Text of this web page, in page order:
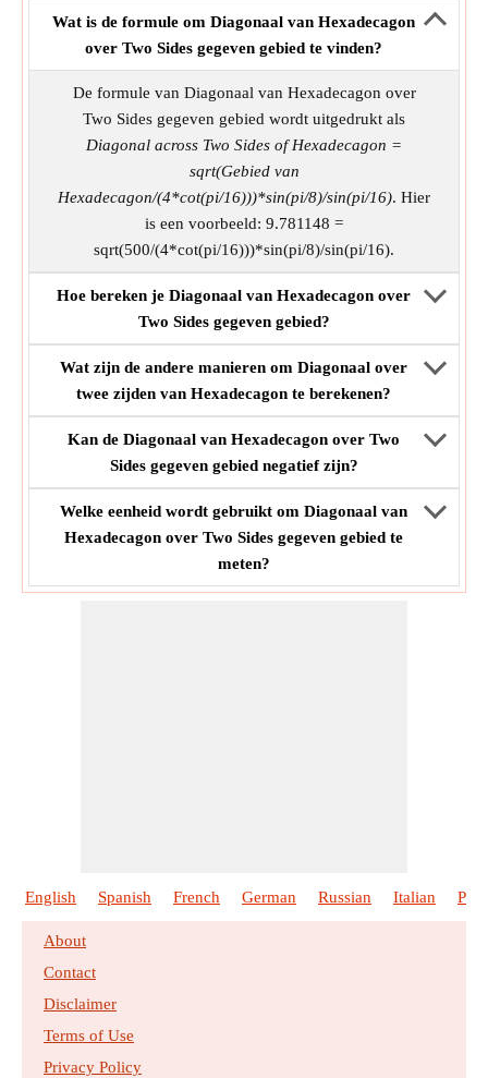
Wat is de formule om Diagonaal van Hexadecagon
over Two Sides gegeven gebied te vinden?
De formule van Diagonaal van Hexadecagon over
Two Sides gegeven gebied wordt uitgedrukt als
Diagonal across Two Sides of Hexadecagon =
sqrt(Gebied van
Hexadecagon/(4*cot(pi/16)))*sin(pi/8)/sin(pi/16). Hier
is een voorbeeld: 9.781148 =
sqrt(500/(4*cot(pi/16)))*sin(pi/8)/sin(pi/16).
Hoe bereken je Diagonaal van Hexadecagon over
Two Sides gegeven gebied?
Wat zijn de andere manieren om Diagonaal over
twee zijden van Hexadecagon te berekenen?
Kan de Diagonaal van Hexadecagon over Two
Sides gegeven gebied negatief zijn?
Welke eenheid wordt gebruikt om Diagonaal van
Hexadecagon over Two Sides gegeven gebied te
meten?
English Spanish French German Russian Italian
About
Contact
Disclaimer
Terms of Use
Privacy Policy